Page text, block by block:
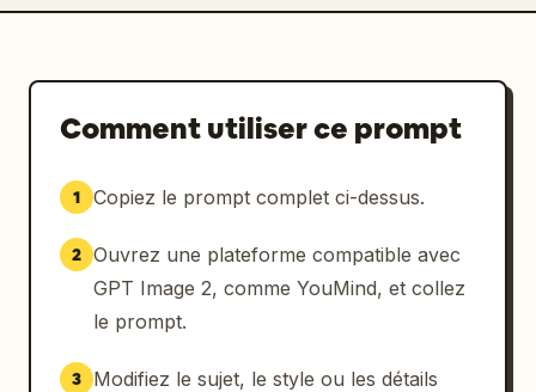
Comment utiliser ce prompt
1 Copiez le prompt complet ci-dessus.
2 Ouvrez une plateforme compatible avec
GPT Image 2, comme YouMind, et collez
le prompt.
3
Modifiez le sujet, le style ou les détails